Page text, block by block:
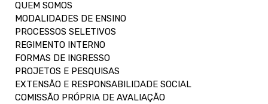
QUEM SOMOS
MODALIDADES DE ENSINO
PROCESSOS SELETIVOS
REGIMENTO INTERNO
FORMAS DE INGRESSO
PROJETOS E PESQUISAS
EXTENSÃO E RESPONSABILIDADE SOCIAL
COMISSÃO PRÓPRIA DE AVALIAÇÃO